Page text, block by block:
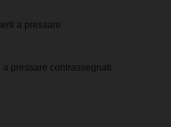
a pressare
pressare contrassegnati